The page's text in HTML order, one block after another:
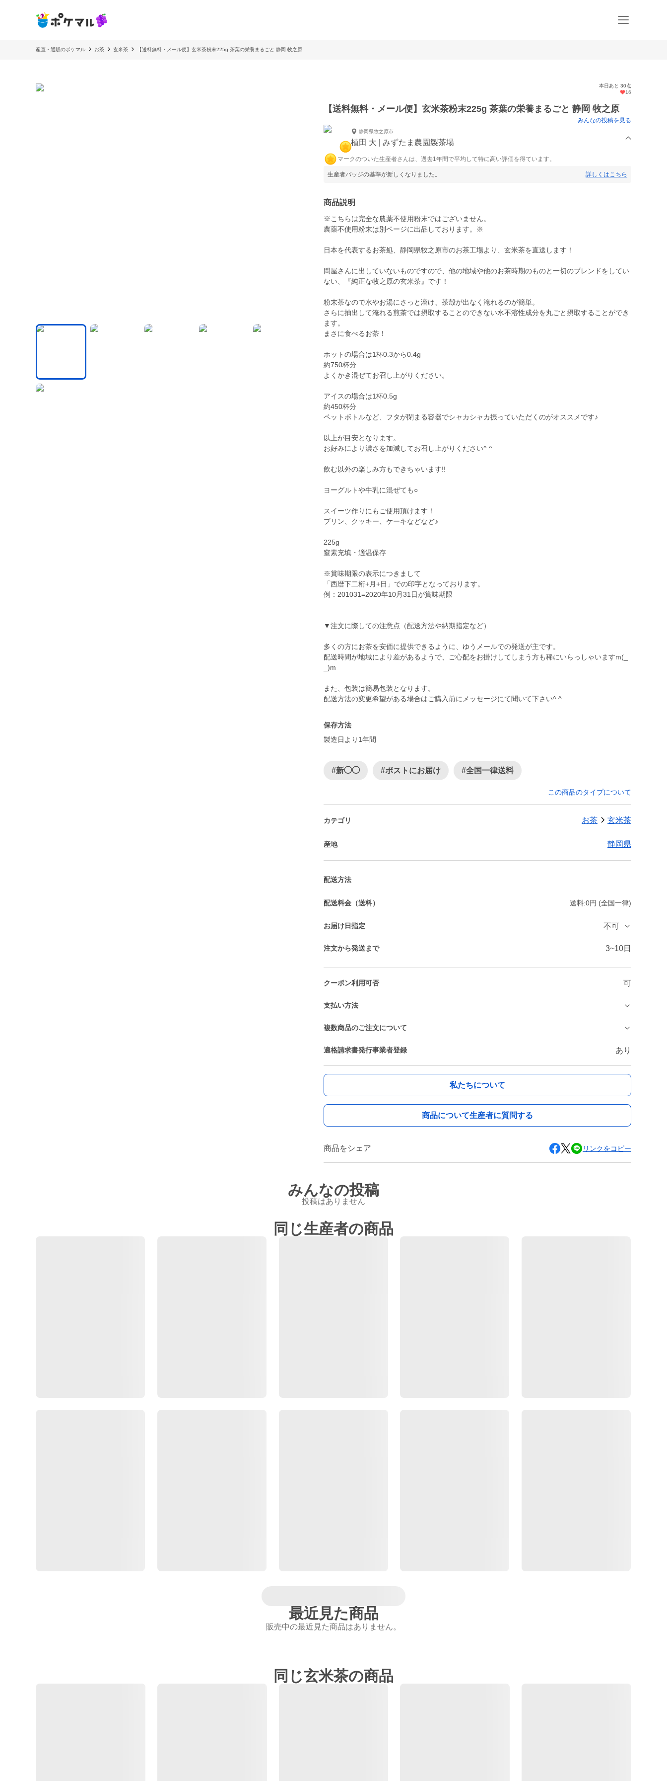
産直・通販のポケマル お茶 玄米茶 【送料無料・メール便】玄米茶粉末225g 茶葉の栄養まるごと 静岡 牧之原
本日あと 30点
16
【送料無料・メール便】玄米茶粉末225g 茶葉の栄養まるごと 静岡 牧之原
みんなの投稿を見る
静岡県牧之原市
植田 大 | みずたま農園製茶場
マークのついた生産者さんは、過去1年間で平均して特に高い評価を得ています。
生産者バッジの基準が新しくなりました。 詳しくはこちら
商品説明
※こちらは完全な農薬不使用粉末ではございません。
農薬不使用粉末は別ページに出品しております。※
日本を代表するお茶処、静岡県牧之原市のお茶工場より、玄米茶を直送します！
問屋さんに出していないものですので、他の地域や他のお茶時期のものと一切のブレンドをしてい
ない、『純正な牧之原の玄米茶』です！
粉末茶なので水やお湯にさっと溶け、茶殻が出なく淹れるのが簡単。
さらに抽出して淹れる煎茶では摂取することのできない水不溶性成分を丸ごと摂取することができ
ます。
まさに食べるお茶！
ホットの場合は1杯0.3から0.4g
約750杯分
よくかき混ぜてお召し上がりください。
アイスの場合は1杯0.5g
約450杯分
ペットボトルなど、フタが閉まる容器でシャカシャカ振っていただくのがオススメです♪
以上が目安となります。
お好みにより濃さを加減してお召し上がりください^ ^
飲む以外の楽しみ方もできちゃいます!!
ヨーグルトや牛乳に混ぜても○
スイーツ作りにもご使用頂けます！
プリン、クッキー、ケーキなどなど♪
225g
窒素充填・適温保存
※賞味期限の表示につきまして
「西暦下二桁+月+日」での印字となっております。
例：201031=2020年10月31日が賞味期限
▼注文に際しての注意点（配送方法や納期指定など）
多くの方にお茶を安価に提供できるように、ゆうメールでの発送が主です。
配送時間が地域により差があるようで、ご心配をお掛けしてしまう方も稀にいらっしゃいますm(_
_)m
また、包装は簡易包装となります。
配送方法の変更希望がある場合はご購入前にメッセージにて聞いて下さい^ ^
保存方法
製造日より1年間
#新◯◯ #ポストにお届け #全国一律送料
この商品のタイプについて
カテゴリ お茶 玄米茶
産地 静岡県
配送方法
配送料金（送料） 送料:0円 (全国一律)
お届け日指定 不可
注文から発送まで 3~10日
クーポン利用可否 可
支払い方法
複数商品のご注文について
適格請求書発行事業者登録 あり
私たちについて
商品について生産者に質問する
商品をシェア リンクをコピー
みんなの投稿
投稿はありません
同じ生産者の商品
最近見た商品
販売中の最近見た商品はありません。
同じ玄米茶の商品